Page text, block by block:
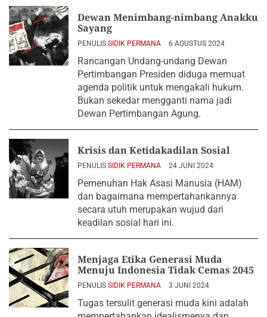
Dewan Menimbang-nimbang Anakku
Sayang
PENULIS SIDIK PERMANA 6 AGUSTUS 2024
Rancangan Undang-undang Dewan
Pertimbangan Presiden diduga memuat
agenda politik untuk mengakali hukum.
Bukan sekedar mengganti nama jadi
Dewan Pertimbangan Agung.
Krisis dan Ketidakadilan Sosial
PENULIS SIDIK PERMANA 24 JUNI 2024
Pemenuhan Hak Asasi Manusia (HAM)
dan bagaimana mempertahankannya
secara utuh merupakan wujud dari
keadilan sosial hari ini.
Menjaga Etika Generasi Muda
Menuju Indonesia Tidak Cemas 2045
PENULIS SIDIK PERMANA 3 JUNI 2024
Tugas tersulit generasi muda kini adalah